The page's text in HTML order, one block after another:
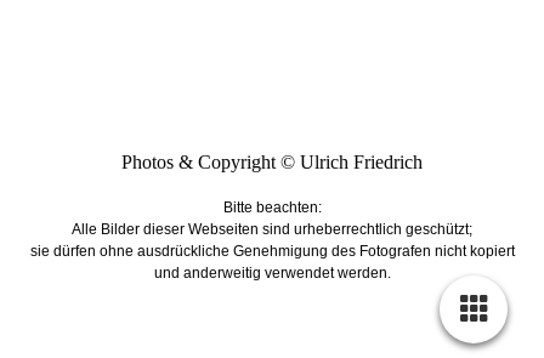
Photos & Copyright © Ulrich Friedrich
Bitte beachten:
Alle Bilder dieser Webseiten sind urheberrechtlich geschützt;
sie dürfen ohne ausdrückliche Genehmigung des Fotografen nicht kopiert
und anderweitig verwendet werden.